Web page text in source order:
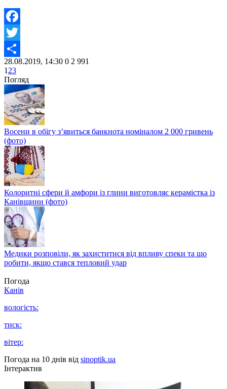
Facebook
Twitter
Share
28.08.2019, 14:30 0 2 991
1 23
Погляд
Восени в обігу з’явиться банкнота номіналом 2 000 гривень
(фото)
Колоритні сфери й амфори із глини виготовляє керамістка із
Канівщини (фото)
Медики розповіли, як захиститися від впливу спеки та що
робити, якщо стався тепловий удар
Погода
Канів
вологість:
тиск:
вітер:
Погода на 10 днів від sinoptik.ua
Інтерактив